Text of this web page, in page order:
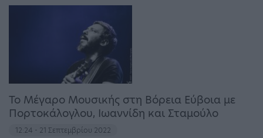
Το Μέγαρο Μουσικής στη Βόρεια Εύβοια με
Πορτοκάλογλου, Ιωαννίδη και Σταμούλο
12:24 - 21 Σεπτεμβρίου 2022